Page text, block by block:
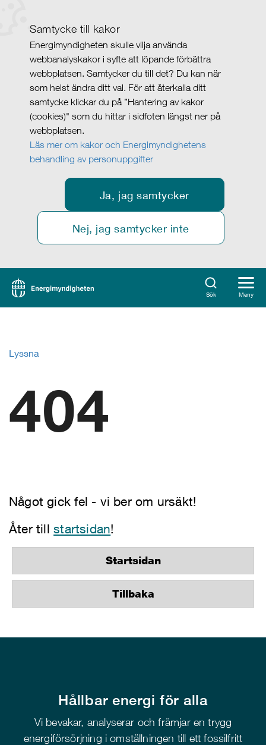
Samtycke till kakor
Energimyndigheten skulle vilja använda
webbanalyskakor i syfte att löpande förbättra
webbplatsen. Samtycker du till det? Du kan när
som helst ändra ditt val. För att återkalla ditt
samtycke klickar du på ”Hantering av kakor
(cookies)" som du hittar i sidfoten längst ner på
webbplatsen.
Läs mer om kakor och Energimyndighetens
behandling av personuppgifter
Ja, jag samtycker
Nej, jag samtycker inte
Sök Meny
Lyssna
404
Något gick fel - vi ber om ursäkt!
Åter tillstartsidan!
Startsidan
Tillbaka
Hållbar energi för alla
Vi bevakar, analyserar och främjar en trygg
energiförsörjning i omställningen till ett fossilfritt